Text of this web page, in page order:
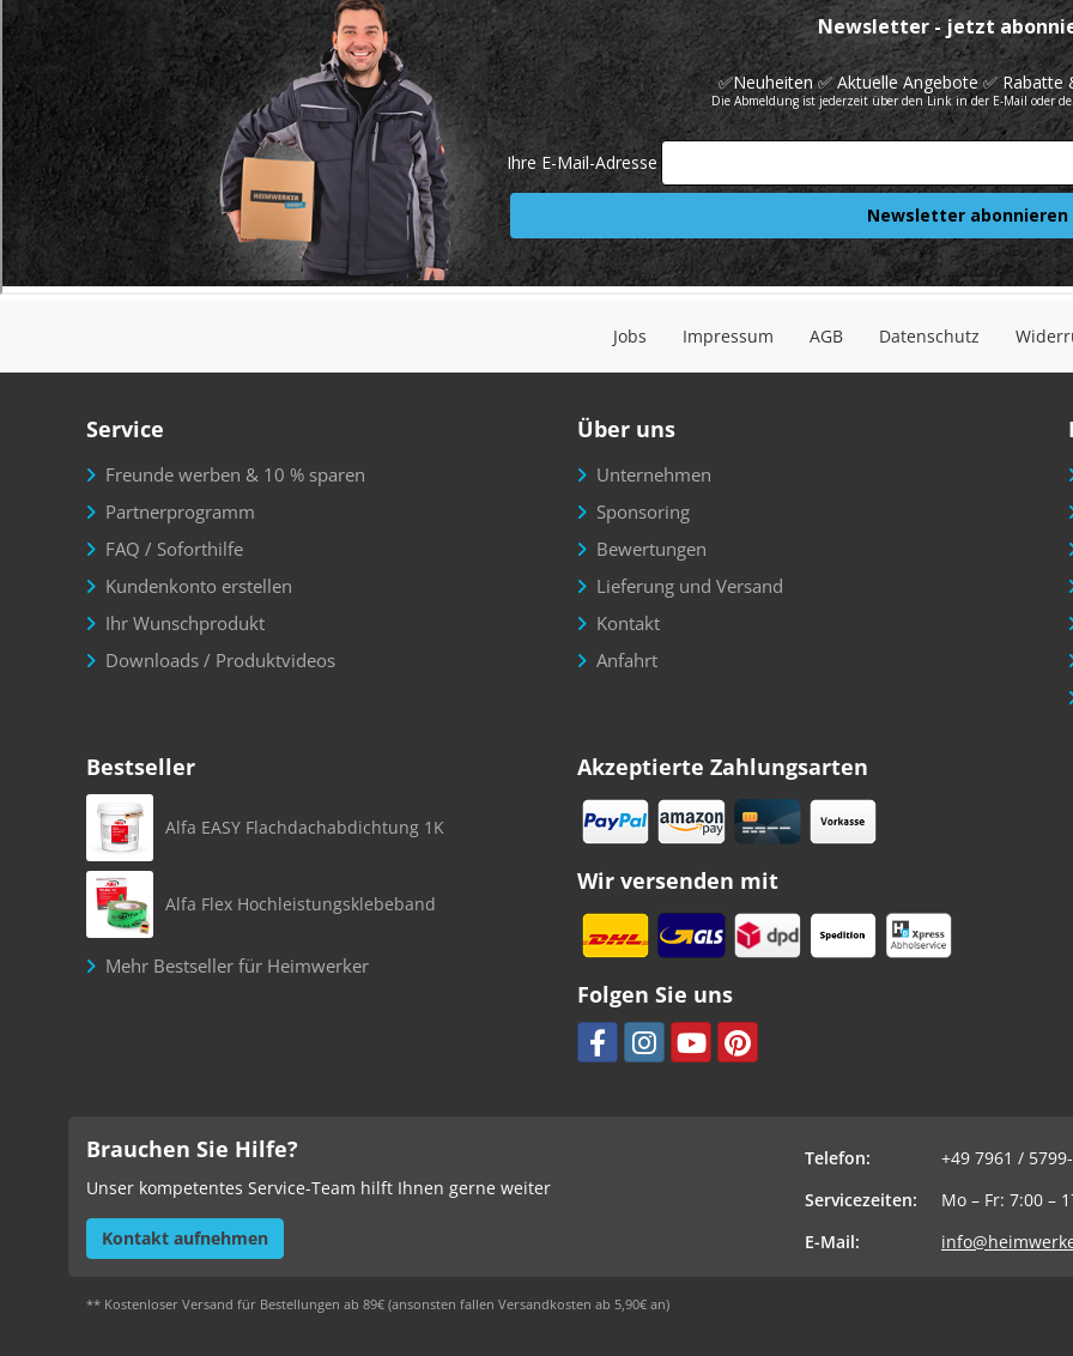
Jobs Impressum AGB Datenschutz
Service
Freunde werben & 10 % sparen
Partnerprogramm
FAQ / Soforthilfe
Kundenkonto erstellen
Ihr Wunschprodukt
Downloads / Produktvideos
Über uns
Unternehmen
Sponsoring
Bewertungen
Lieferung und Versand
Kontakt
Anfahrt
Bestseller
Alfa EASY Flachdachabdichtung 1K
Alfa Flex Hochleistungsklebeband
Mehr Bestseller für Heimwerker
Akzeptierte Zahlungsarten
Wir versenden mit
Folgen Sie uns
Brauchen Sie Hilfe?
Unser kompetentes Service-Team hilft Ihnen gerne weiter
Kontakt aufnehmen
Telefon:
+49 7961 /
Servicezeiten:
Mo – Fr: 7:00 –
E-Mail:
** Kostenloser Versand für Bestellungen ab 89€ (ansonsten fallen Versandkosten ab 5,90€ an)